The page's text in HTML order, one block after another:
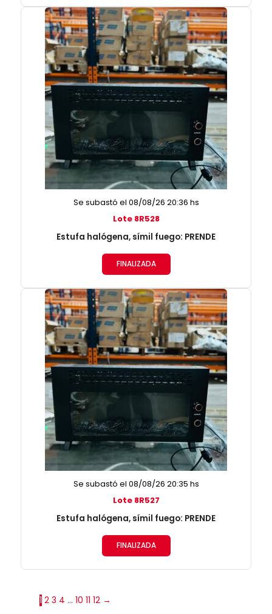
Se subastó el 08/08/26 20:36 hs
Lote 8R528
Estufa halógena, símil fuego: PRENDE
FINALIZADA
Se subastó el 08/08/26 20:35 hs
Lote 8R527
Estufa halógena, símil fuego: PRENDE
FINALIZADA
1 2 3 4 … 10 11 12 →